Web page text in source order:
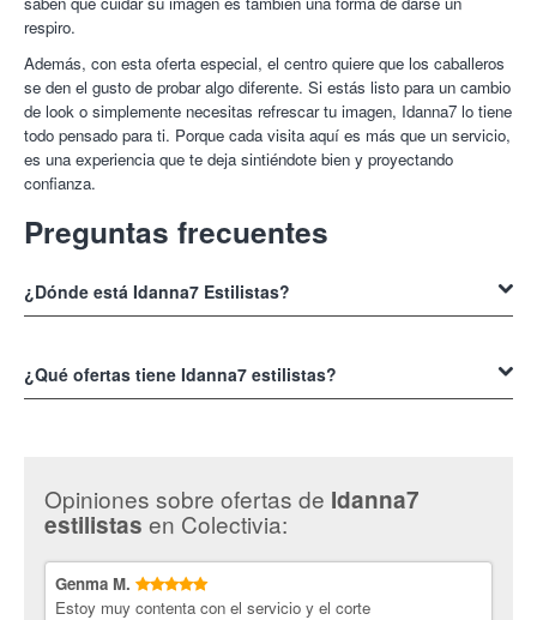
respiro.
Además, con esta oferta especial, el centro quiere que los caballeros
se den el gusto de probar algo diferente. Si estás listo para un cambio
de look o simplemente necesitas refrescar tu imagen, Idanna7 lo tiene
todo pensado para ti. Porque cada visita aquí es más que un servicio,
es una experiencia que te deja sintiéndote bien y proyectando
confianza.
Preguntas frecuentes
¿Dónde está Idanna7 Estilistas?
dirección y ubicación que te mostramos aquí en esta web. Hemos
incluido un mapa interactivo donde puedes ver la localización exacta
¿Qué ofertas tiene Idanna7 estilistas?
distancia. Colectivia es la mejor plataforma de cupones de descuento
en España, pensada para que encuentres promociones exclusivas en
acceder a cupones y descuentos que harán que tu visita sea incluso
más especial y asequible.
Opiniones sobre ofertas de Idanna7
estilistas en Colectivia:
Genma M.
Estoy muy contenta con el servicio y el corte